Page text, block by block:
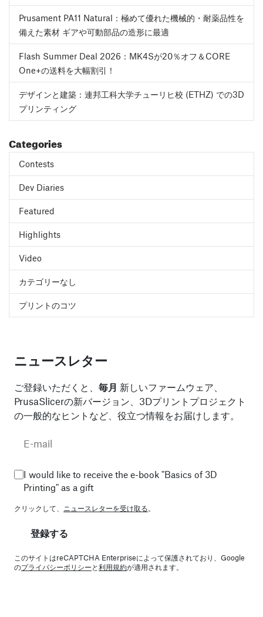
Prusament PA11 Natural：極めて優れた機械的・耐薬品性を
備えた素材 ギアや可動部品の造形に最適
Flash Summer Deal 2026：MK4Sが20％オフ＆CORE
One+の送料を大幅割引！
デザインと建築：連邦工科大学チューリヒ校 (ETHZ) での3D
プリンティング
Categories
Contests
Dev Diaries
Featured
Highlights
Video
カテゴリーなし
プリントのコツ
ニュースレター
ご登録いただくと、 毎月 新しいファームウェア、
PrusaSlicerの新バージョン、3Dプリントプロジェクト
の一般的なヒントなど、役立つ情報をお届けします。
I would like to receive the e-book "Basics of 3D
Printing" as a gift
クリックして、 ニュースレターを受け取る。
登録する
このサイトはreCAPTCHA Enterpriseによって保護されており、Google
のプライバシーポリシーと利用規約が適用されます。